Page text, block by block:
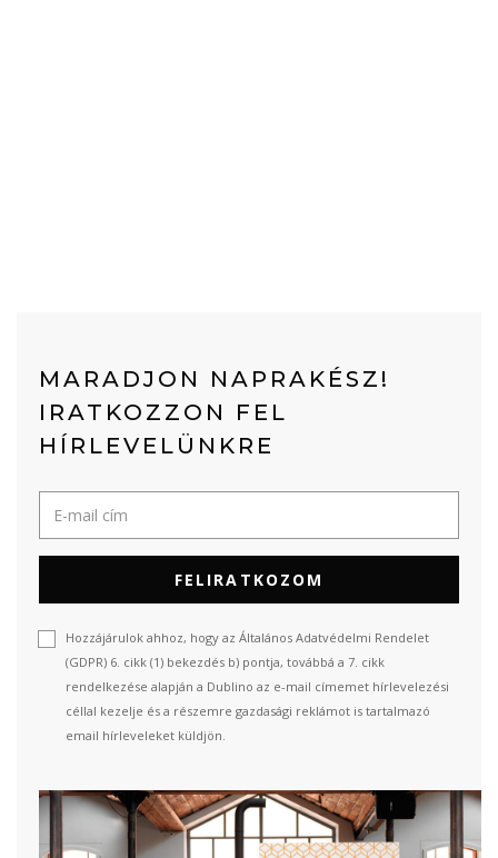
MARADJON NAPRAKÉSZ!
IRATKOZZON FEL
HÍRLEVELÜNKRE
FELIRATKOZOM
Hozzájárulok ahhoz, hogy az Általános Adatvédelmi Rendelet
(GDPR) 6. cikk (1) bekezdés b) pontja, továbbá a 7. cikk
rendelkezése alapján a Dublino az e-mail címemet hírlevelezési
céllal kezelje és a részemre gazdasági reklámot is tartalmazó
email hírleveleket küldjön.